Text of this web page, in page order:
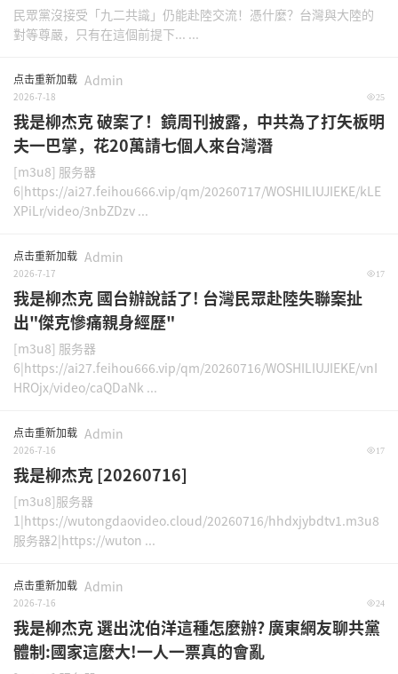
民眾黨沒接受「九二共識」仍能赴陸交流！憑什麼？台灣與大陸的
對等尊嚴，只有在這個前提下... ...
点击重新加载 Admin
2026-7-18 25
我是柳杰克 破案了！鏡周刊披露，中共為了打矢板明
夫一巴掌，花20萬請七個人來台灣潛
[m3u8] 服务器
6|https://ai27.feihou666.vip/qm/20260717/WOSHILIUJIEKE/kLE
XPiLr/video/3nbZDzv ...
点击重新加载 Admin
2026-7-17 17
我是柳杰克 國台辦說話了! 台灣民眾赴陸失聯案扯
出"傑克慘痛親身經歷"
[m3u8] 服务器
6|https://ai27.feihou666.vip/qm/20260716/WOSHILIUJIEKE/vnI
HROjx/video/caQDaNk ...
点击重新加载 Admin
2026-7-16 17
我是柳杰克 [20260716]
[m3u8]服务器
1|https://wutongdaovideo.cloud/20260716/hhdxjybdtv1.m3u8
服务器2|https://wuton ...
点击重新加载 Admin
2026-7-16 24
我是柳杰克 選出沈伯洋這種怎麼辦? 廣東網友聊共黨
體制:國家這麼大!一人一票真的會亂